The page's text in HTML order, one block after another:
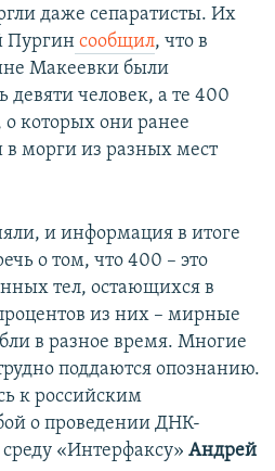
даже сепаратисты. Их
Пургин сообщил, что в
Макеевки были
человек, а те 400
которых они ранее
в морги из разных мест
и информация в итоге
о том, что 400 – это
тел, остающихся в
из них – мирные
в разное время. Многие
поддаются опознанию.
к российским
о проведении ДНК-
среду «Интерфаксу» Андрей